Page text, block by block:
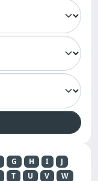
G H I
J
T U V
W